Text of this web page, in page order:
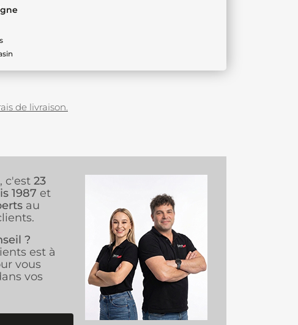
de livraison.
c'est 23
1987 et
au
?
est à
vous
vos